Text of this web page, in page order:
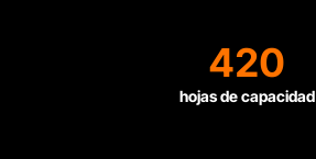
420
hojas de capacidad